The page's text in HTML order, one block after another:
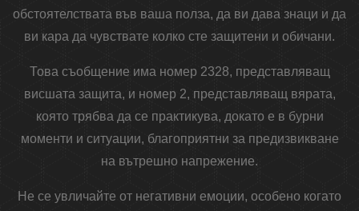
обстоятелствата във ваша полза, да ви дава знаци и да
ви кара да чувствате колко сте защитени и обичани.
Това съобщение има номер 2328, представляващ
висшата защита, и номер 2, представляващ вярата,
която трябва да се практикува, докато е в бурни
моменти и ситуации, благоприятни за предизвикване
на вътрешно напрежение.
Не се увличайте от негативни емоции, особено когато